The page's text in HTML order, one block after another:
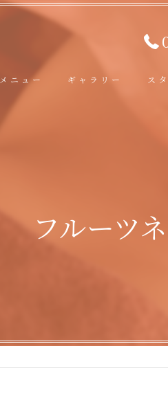
メニュー ギャラリー ス
フルーツ